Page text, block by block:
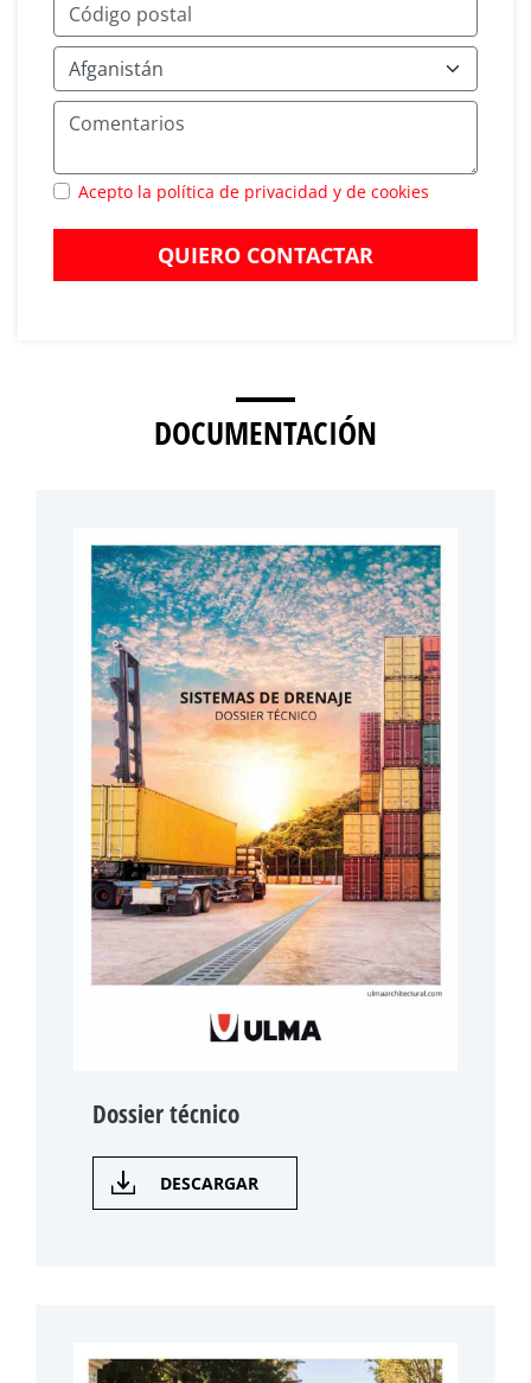
Acepto la política de privacidad y de cookies
QUIERO CONTACTAR
DOCUMENTACIÓN
Dossier técnico
DESCARGAR